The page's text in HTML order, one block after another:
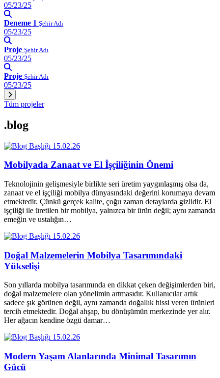
05/23/25
Deneme 1 Şehir Adı
05/23/25
Proje Şehir Adı
05/23/25
Proje Şehir Adı
05/23/25
Tüm projeler
.blog
15.02.26
Mobilyada Zanaat ve El İşçiliğinin Önemi
Teknolojinin gelişmesiyle birlikte seri üretim yaygınlaşmış olsa da,
zanaat ve el işçiliği mobilya dünyasındaki değerini korumaya devam
etmektedir. Çünkü gerçek kalite, çoğu zaman detaylarda gizlidir. El
işçiliği ile üretilen bir mobilya, yalnızca bir ürün değil; aynı zamanda
emeğin ve ustalığın…
15.02.26
Doğal Malzemelerin Mobilya Tasarımındaki
Yükselişi
Son yıllarda mobilya tasarımında en dikkat çeken değişimlerden biri,
doğal malzemelere olan yönelimin artmasıdır. Kullanıcılar artık
sadece şık görünen değil, aynı zamanda doğallık hissi veren ürünleri
tercih etmektedir. Doğal ahşap, bu dönüşümün merkezinde yer alır.
Her ağacın kendine özgü damar…
15.02.26
Modern Yaşam Alanlarında Minimal Tasarımın
Gücü